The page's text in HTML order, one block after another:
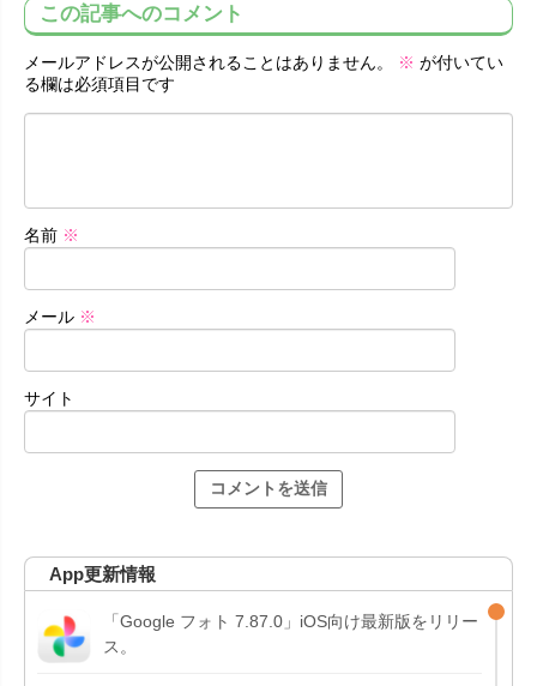
この記事へのコメント
メールアドレスが公開されることはありません。 ※ が付いてい
る欄は必須項目です
名前 ※
メール ※
サイト
App更新情報
「Google フォト 7.87.0」iOS向け最新版をリリー
ス。